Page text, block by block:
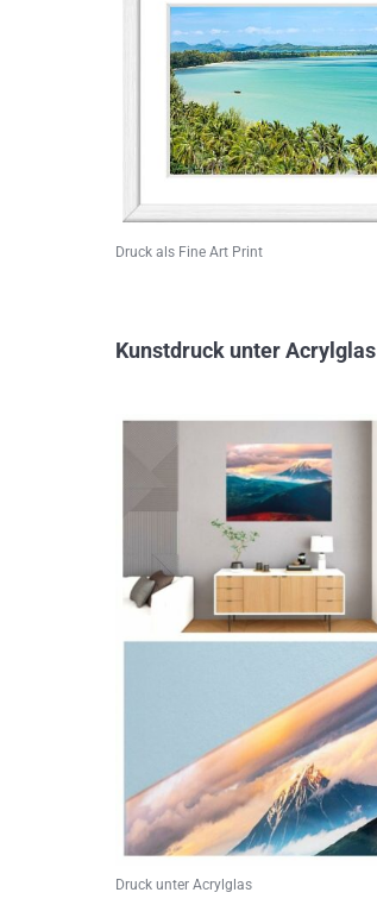
Druck als Fine Art Print
Kunstdruck unter Acrylglas
Druck unter Acrylglas